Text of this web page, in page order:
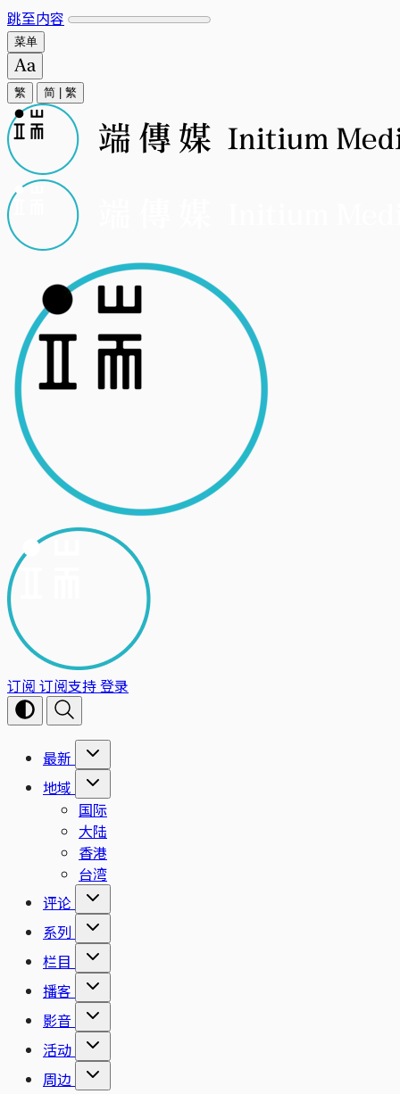
跳至内容
菜单
繁 简 繁
订阅 订阅支持登录
最新
地域
国际
大陆
香港
台湾
评论
系列
栏目
播客
影音
活动
周边